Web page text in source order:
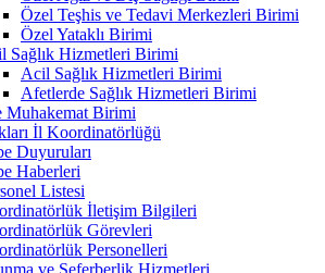
Özel Teşhis ve Tedavi Merkezleri Birimi
Özel Yataklı Birimi
Sağlık Hizmetleri Birimi
Acil Sağlık Hizmetleri Birimi
Afetlerde Sağlık Hizmetleri Birimi
Muhakemat Birimi
İl Koordinatörlüğü
Duyuruları
Haberleri
Listesi
İletişim Bilgileri
Görevleri
Personelleri
ve Seferberlik Hizmetleri